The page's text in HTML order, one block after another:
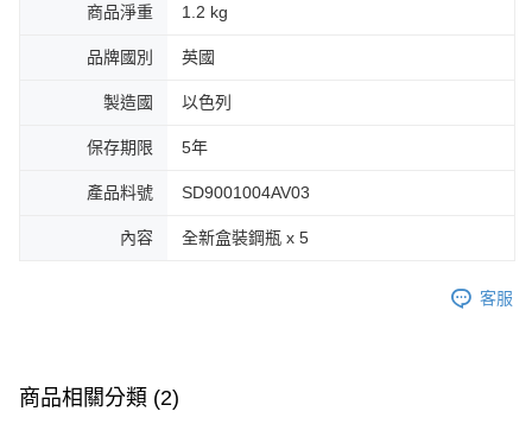
商品淨重 1.2 kg
品牌國別 英國
製造國 以色列
保存期限 5年
產品料號 SD9001004AV03
內容 全新盒裝鋼瓶 x 5
客服
商品相關分類 (2)